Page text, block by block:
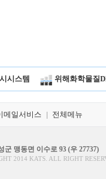
시스템 위해화학물질
메일서비스 전체메뉴
군 맹동면 이수로 93 (우 27737)
2014 KATS. ALL RIGHT